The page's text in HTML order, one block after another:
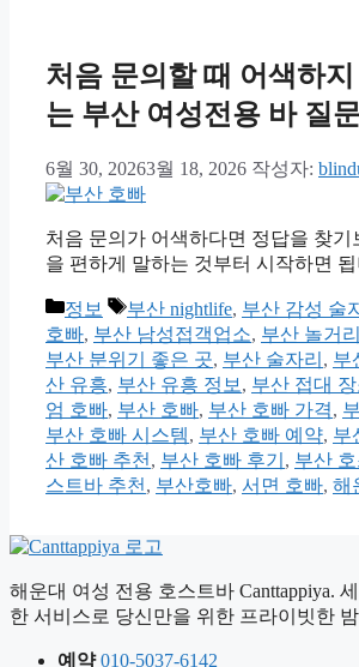
처음 문의할 때 어색하
는 부산 여성전용 바 질
6월 30, 20263월 18, 2026 작성자:
처음 문의가 어색하다면 정답을 찾기
을 편하게 말하는 것부터 시작하면
카
테
고
리
정보
태
그
부산 nightlife, 부산 감성 술
호빠, 부산 남성접객업소, 부산 놀거리
부산 분위기 좋은 곳, 부산 술자리 , 부
산 유흥, 부산 유흥 정보 , 부산 접대
엄 호빠, 부산 호빠, 부산 호빠 가격,
부산 호빠 시스템, 부산 호빠 예약, 부
산 호빠 추천 , 부산 호빠 후기 , 부산
스트바 추천 , 부산호빠, 서면 호빠, 해
해운대 여성 전용 호스트바 Canttappiya.
한 서비스로 당신만을 위한 프라이빗한
예약 010-5037-6142